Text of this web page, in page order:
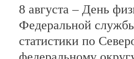
8 августа – День
Федеральной
статистики по